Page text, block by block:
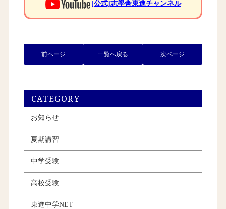
[公式]志學舎東進チャンネル
前ページ 一覧へ戻る 次ページ
CATEGORY
お知らせ
夏期講習
中学受験
高校受験
東進中学NET